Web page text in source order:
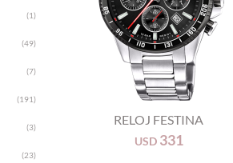
(1)
(49)
(7)
(191)
(3)
(23)
RELOJ FESTINA
USD 331